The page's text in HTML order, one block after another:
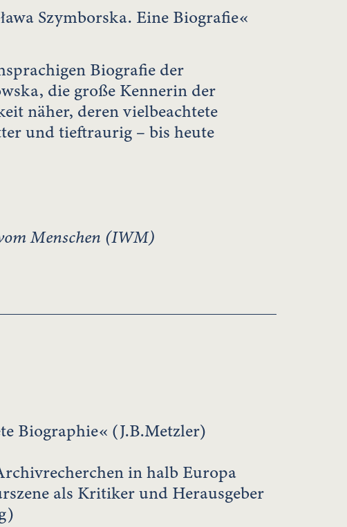
Szymborska. Eine Biografie«
Biografie der
die große Kennerin der
näher, deren vielbeachtete
und tieftraurig – bis heute
Menschen (IWM)
Biographie« (J.B.Metzler)
in halb Europa
als Kritiker und Herausgeber